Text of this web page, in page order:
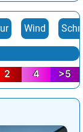
Wind
2 4 >5